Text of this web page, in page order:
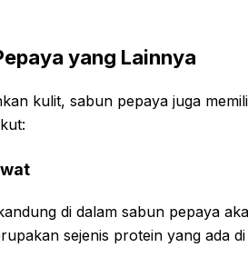
yang Lainnya
kulit, sabun pepaya juga
di dalam sabun pepaya
sejenis protein yang ada